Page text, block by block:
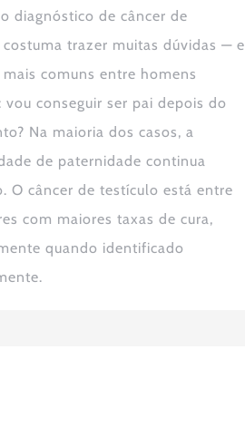
diagnóstico de câncer de
trazer muitas dúvidas — e
mais comuns entre homens
vou conseguir ser pai depois do
Na maioria dos casos, a
de paternidade continua
O câncer de testículo está entre
com maiores taxas de cura,
quando identificado